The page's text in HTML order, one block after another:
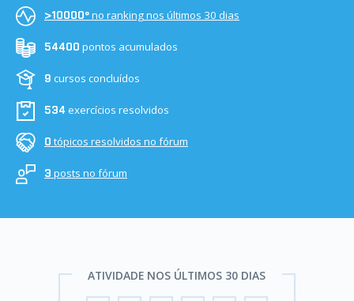
>10000ºno ranking nos últimos 30 dias
54400 pontos acumulados
9 cursos concluídos
534exercícios resolvidos
0 tópicos resolvidos no fórum
3 posts no fórum
ATIVIDADE NOS ÚLTIMOS 30 DIAS